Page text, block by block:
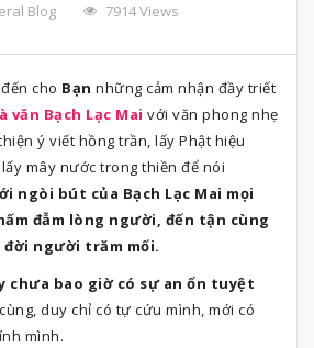
Blog
7914 Views
cho Bạn những cảm nhận đầy triết
văn Bạch Lạc Mai với văn phong nhẹ
ý viết hồng trần, lấy Phật hiệu
mây nước trong thiền để nói
ngòi bút của Bạch Lạc Mai mọi
đẫm lòng người, đến tận cùng
người trăm mối.
chưa bao giờ có sự an ổn tuyệt
duy chỉ có tự cứu mình, mới có
mình.